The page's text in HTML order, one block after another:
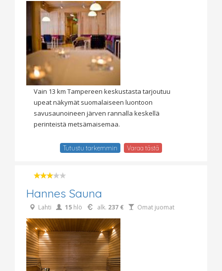
Vain 13 km Tampereen keskustasta tarjoutuu
upeat näkymät suomalaiseen luontoon
savusaunoineen järven rannalla keskellä
perinteistä metsämaisemaa.
Tutustu tarkemmin Varaa tästä
Hannes Sauna
Lahti 15 hlö alk. 237 € Omat juomat